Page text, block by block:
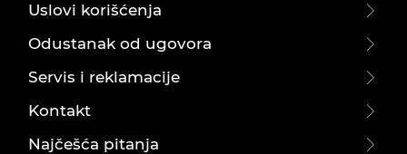
Uslovi korišćenja
Odustanak od ugovora
Servis i reklamacije
Kontakt
Najčešća pitanja